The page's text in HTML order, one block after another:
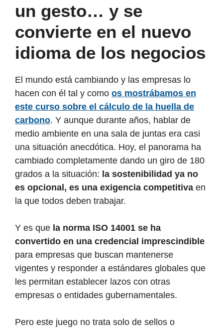
un gesto… y se
convierte en el nuevo
idioma de los negocios
El mundo está cambiando y las empresas lo
hacen con él tal y como os mostrábamos en
este curso sobre el cálculo de la huella de
carbono. Y aunque durante años, hablar de
medio ambiente en una sala de juntas era casi
una situación anecdótica. Hoy, el panorama ha
cambiado completamente dando un giro de 180
grados a la situación: la sostenibilidad ya no
es opcional, es una exigencia competitiva en
la que todos deben trabajar.
Y es que la norma ISO 14001 se ha
convertido en una credencial imprescindible
para empresas que buscan mantenerse
vigentes y responder a estándares globales que
les permitan establecer lazos con otras
empresas o entidades gubernamentales.
Pero este juego no trata solo de sellos o